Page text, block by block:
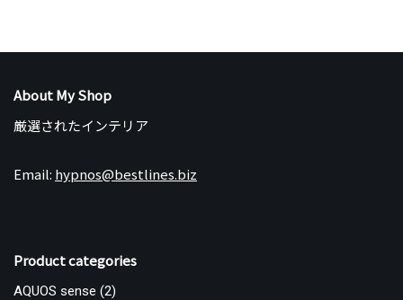
About My Shop
厳選されたインテリア
Email: hypnos@bestlines.biz
Product categories
AQUOS sense (2)